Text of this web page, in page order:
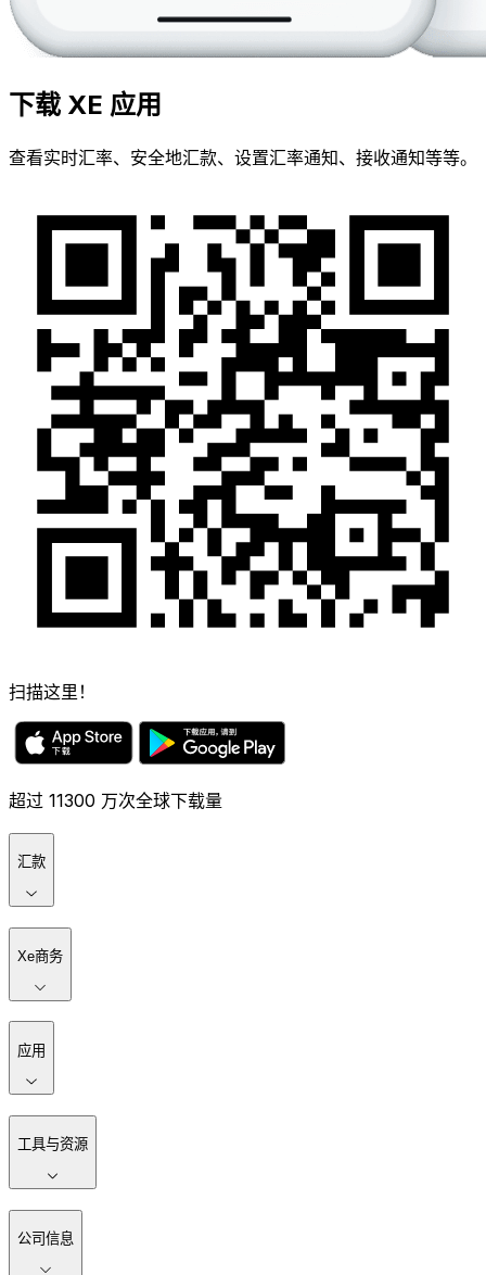
下载 XE 应用
查看实时汇率、安全地汇款、设置汇率通知、接收通知等等。
扫描这里！
超过 11300 万次全球下载量
汇款
Xe商务
应用
工具与资源
公司信息